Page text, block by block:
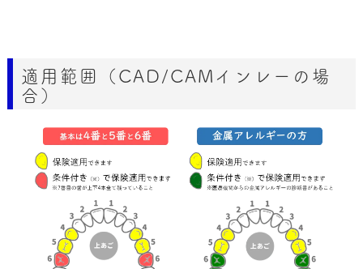
適用範囲（CAD/CAMインレーの場
合）